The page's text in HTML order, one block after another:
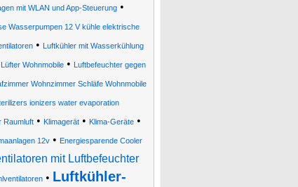
mit WLAN und App-Steuerung •
Wasserpumpen 12 V kühle elektrische
• Luftkühler mit Wasserkühlung
Lüfter Wohnmobile • Luftbefeuchter gegen
Wohnzimmer Schläfe Wohnmobile
ionizers water evaporation
Raumluft • Klimagerät • Klima-Geräte •
12v• Energiesparende Cooler
mit Luftbefeuchter
• Luftkühler-